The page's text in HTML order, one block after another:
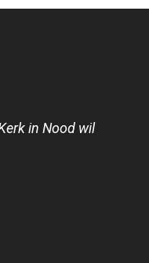
in Nood wil